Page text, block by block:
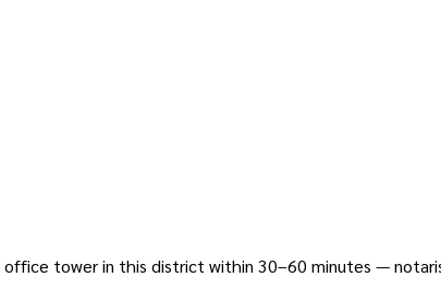
tower in this district within 30–60 minutes —